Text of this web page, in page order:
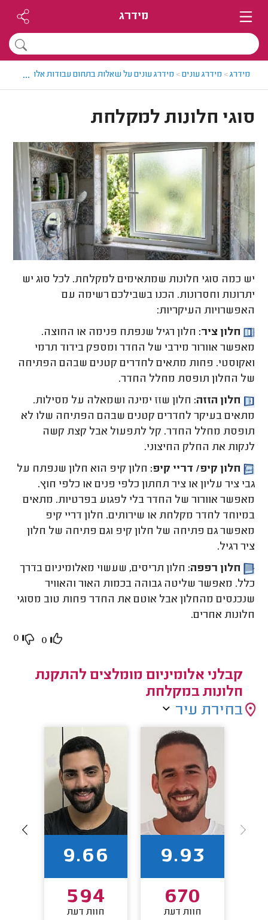
מידרג
מידרג> מידרג עונים> מידרג עונים על שאלות בתחום עבודות אלומיניום
...
סוגי חלונות למקלחת
יש כמה סוגי חלונות שמתאימים למקלחת. לכל סוג יש
יתרונות וחסרונות. הכנו בשבילכם רשימה עם
האפשרויות העיקריות:
חלון ציר: חלון רגיל שנפתח פנימה או החוצה.
מאפשר אוורור מירבי של החדר ומספק בידוד תרמי
ואקוסטי. פחות מתאים לחדרים קטנים שבהם הפתיחה
של החלון תופסת מחלל החדר.
חלון הזזה: חלון שזז ימינה ושמאלה על מסילות.
מתאים בעיקר לחדרים קטנים שבהם הפתיחה שלו לא
תופסת מחלל החדר. קל לתפעול אבל קצת קשה
לנקות את החלק החיצוני.
חלון קיפ/ דריי קיפ: חלון קיפ הוא חלון שנפתח על
גבי ציר עליון או ציר תחתון כלפי פנים או כלפי חוץ.
מאפשר אוורור של החדר בלי לפגוע בפרטיות. מתאים
במיוחד לחדר מקלחת או שירותים. חלון דריי קיפ
מאפשר גם פתיחה של חלון קיפ וגם פתיחה של חלון
ציר רגיל.
חלון רפפה: חלון תריסים, שעשוי מאלומיניום בדרך
כלל. מאפשר שליטה גבוהה בכמות האור והאוויר
שנכנסים מהחלון אבל אוטם את החדר פחות טוב מסוגי
חלונות אחרים.
0
0
קבלני אלומיניום מומלצים להתקנת
חלונות במקלחת
בחירת עיר
9.93
670
חוות דעת
9.66
594
חוות דעת